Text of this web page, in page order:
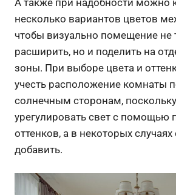
несколько вариантов цветов
чтобы визуально помещение не
расширить, но и поделить на
зоны. При выборе цвета и
учесть расположение комнаты
солнечным сторонам,
урегулировать свет с помощью
оттенков, а в некоторых
добавить.